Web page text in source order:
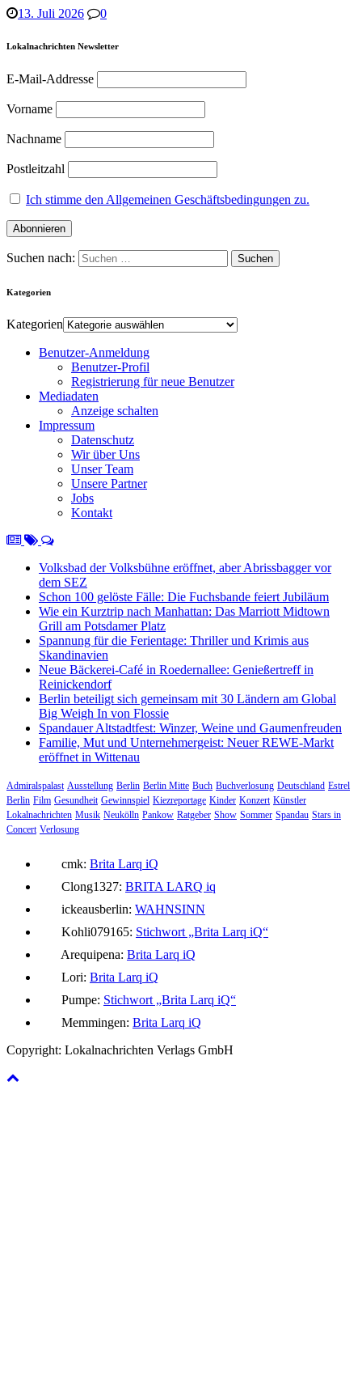
13. Juli 2026 0
Lokalnachrichten Newsletter
E-Mail-Addresse
Vorname
Nachname
Postleitzahl
Ich stimme den Allgemeinen Geschäftsbedingungen zu.
Suchen nach:
Kategorien
Kategorien
Benutzer-Anmeldung
Benutzer-Profil
Registrierung für neue Benutzer
Mediadaten
Anzeige schalten
Impressum
Datenschutz
Wir über Uns
Unser Team
Unsere Partner
Jobs
Kontakt
Volksbad der Volksbühne eröffnet, aber Abrissbagger vor
dem SEZ
Schon 100 gelöste Fälle: Die Fuchsbande feiert Jubiläum
Wie ein Kurztrip nach Manhattan: Das Marriott Midtown
Grill am Potsdamer Platz
Spannung für die Ferientage: Thriller und Krimis aus
Skandinavien
Neue Bäckerei-Café in Roedernallee: Genießertreff in
Reinickendorf
Berlin beteiligt sich gemeinsam mit 30 Ländern am Global
Big Weigh In von Flossie
Spandauer Altstadtfest: Winzer, Weine und Gaumenfreuden
Familie, Mut und Unternehmergeist: Neuer REWE-Markt
eröffnet in Wittenau
Admiralspalast Ausstellung Berlin Berlin Mitte Buch Buchverlosung Deutschland Estrel
Berlin Film Gesundheit Gewinnspiel Kiezreportage Kinder Konzert Künstler
Lokalnachrichten Musik Neukölln Pankow Ratgeber Show Sommer Spandau Stars in
Concert Verlosung
cmk: Brita Larq iQ
Clong1327: BRITA LARQ iq
ickeausberlin: WAHNSINN
Kohli079165: Stichwort „Brita Larq iQ“
Arequipena: Brita Larq iQ
Lori: Brita Larq iQ
Pumpe: Stichwort „Brita Larq iQ“
Memmingen: Brita Larq iQ
Copyright: Lokalnachrichten Verlags GmbH